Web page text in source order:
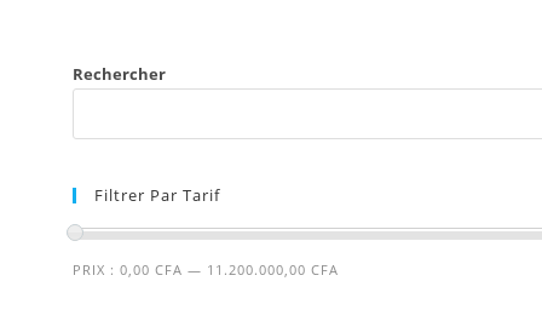
Rechercher
Filtrer Par Tarif
PRIX : 0,00 CFA — 11.200.000,00 CFA